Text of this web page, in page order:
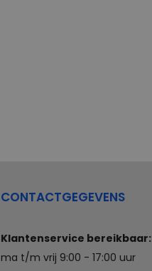
CONTACTGEGEVENS
Klantenservice bereikbaar:
ma t/m vrij 9:00 - 17:00 uur